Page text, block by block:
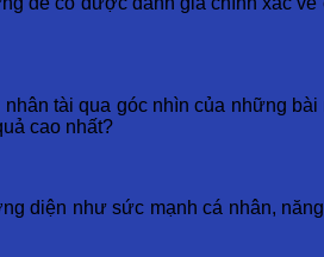
tài qua góc nhìn của những
cao nhất?
diện như sức mạnh cá nhân,